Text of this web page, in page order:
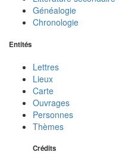
Généalogie
Chronologie
Entités
Lettres
Lieux
Carte
Ouvrages
Personnes
Thèmes
Crédits